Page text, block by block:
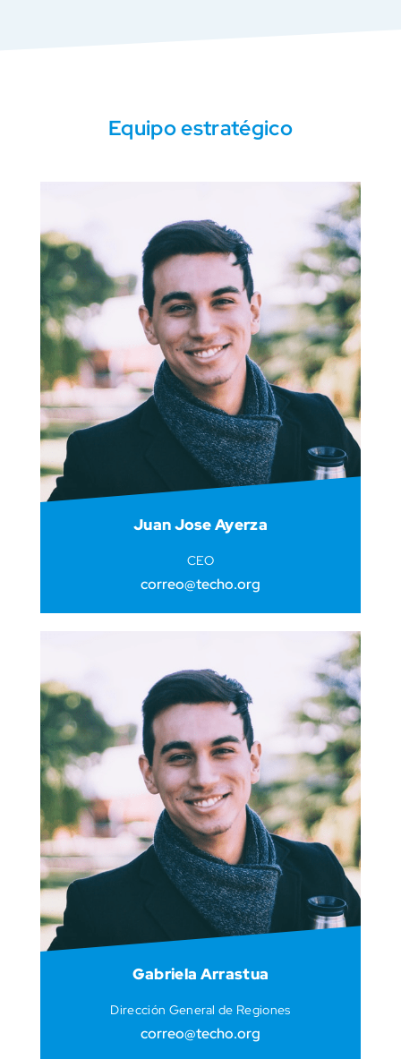
Equipo estratégico
Juan Jose Ayerza
CEO
correo@techo.org
Gabriela Arrastua
Dirección General de Regiones
correo@techo.org